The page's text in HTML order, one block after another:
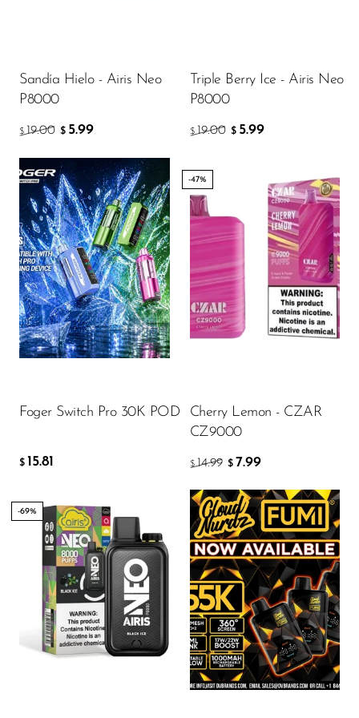
Juice Head
KangVAPE
Kado Bar
Kartel Vapes
KROS
Lost Angel
Lost Mary
Lost Vape
Lucid Charge
Luffbar
Milli Bar
Monster Vape Labs
Naked
Nexa
NIKO Bar
North
Off-Stamp
Sandía Hielo - Airis Neo
P8000
$ 19.00 $ 5.99
Triple Berry Ice - Airis Neo
P8000
$ 19.00 $ 5.99
Foger Switch Pro 30K POD
$ 15.81
Flavor
$15.81
-47%
Cherry Lemon - CZAR
CZ9000
$ 14.99 $ 7.99
-69%
Flavor
$19.00